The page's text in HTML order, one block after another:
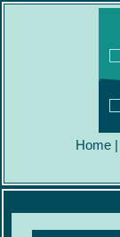
Home |